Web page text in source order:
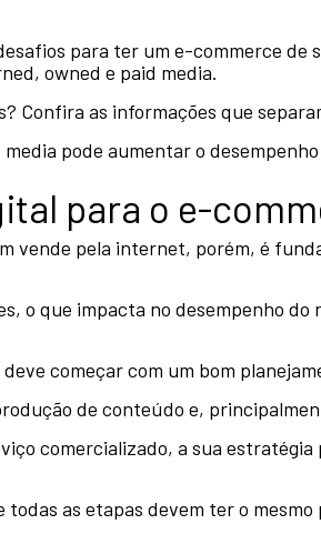
para ter um e-commerce de
owned e paid media.
Confira as informações que
pode aumentar o
para o e-
vende pela internet, porém, é
o que impacta no desempenho do
começar com um bom
de conteúdo e,
comercializado, a sua
as etapas devem ter o mesmo